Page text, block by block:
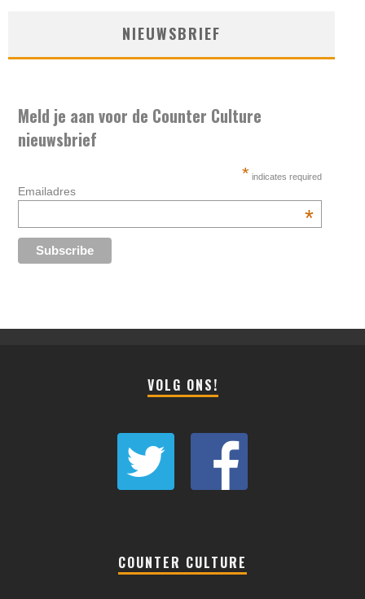
NIEUWSBRIEF
Meld je aan voor de Counter Culture
nieuwsbrief
* indicates required
Emailadres
*
VOLG ONS!
COUNTER CULTURE